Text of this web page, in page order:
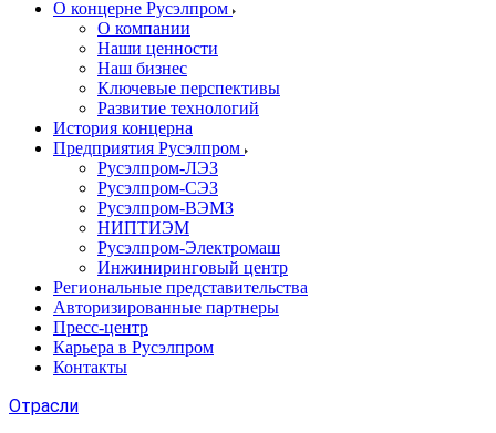
О концерне Русэлпром
О компании
Наши ценности
Наш бизнес
Ключевые перспективы
Развитие технологий
История концерна
Предприятия Русэлпром
Русэлпром-ЛЭЗ
Русэлпром-СЭЗ
Русэлпром-ВЭМЗ
НИПТИЭМ
Русэлпром-Электромаш
Инжиниринговый центр
Региональные представительства
Авторизированные партнеры
Пресс-центр
Карьера в Русэлпром
Контакты
Отрасли